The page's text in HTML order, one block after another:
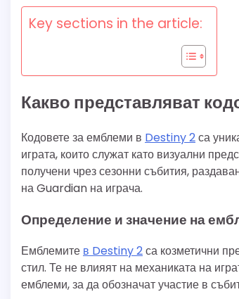
Key sections in the article:
Какво представляват
Кодовете за емблеми в Destiny 2са
играта, които служат като визуални
получени чрез сезонни събития,
на Guardian на играча.
Определение и значение на
Емблемите в Destiny 2са козметични
стил. Те не влияят на механиката на
емблеми, за да обозначат участие в